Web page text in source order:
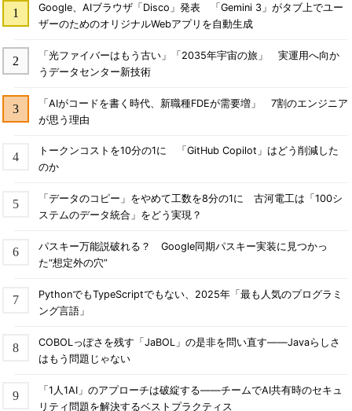
Google、AIブラウザ「Disco」発表 「Gemini 3」がタブ上でユー
ザーのためのオリジナルWebアプリを自動生成
「光ファイバーはもう古い」「2035年宇宙の旅」 実運用へ向か
うデータセンター新技術
「AIがコードを書く時代、新職種FDEが需要増」 7割のエンジニア
が思う理由
トークンコストを10分の1に 「GitHub Copilot」はどう削減した
のか
「データのコピー」をやめて工数を8分の1に 古河電工は「100シ
ステムのデータ統合」をどう実現？
パスキー万能説破れる？ Google同期パスキー実装に見つかっ
た“想定外の穴”
PythonでもTypeScriptでもない、2025年「最も人気のプログラミ
ング言語」
COBOLっぽさを残す「JaBOL」の是非を問い直す――Javaらしさ
はもう問題じゃない
「1人1AI」のアプローチは破綻する――チームでAI共有時のセキュ
リティ問題を解決するベストプラクティス